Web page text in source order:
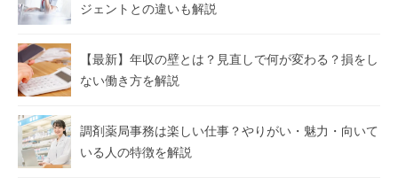
ジェントとの違いも解説
【最新】年収の壁とは？見直しで何が変わる？損をし
ない働き方を解説
調剤薬局事務は楽しい仕事？やりがい・魅力・向いて
いる人の特徴を解説